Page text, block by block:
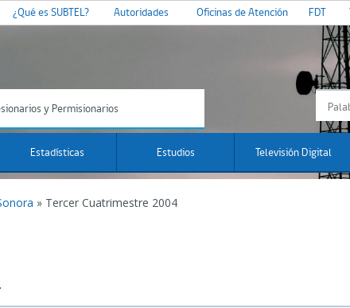
¿Qué es SUBTEL? Autoridades Oficinas de Atención FDT
y Permisionarios
Estadísticas Estudios Televisión Digital
» Tercer Cuatrimestre 2004